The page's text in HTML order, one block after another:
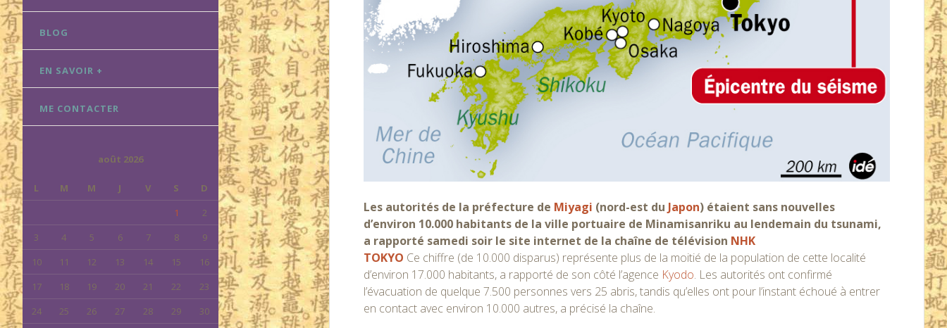
BLOG
EN SAVOIR +
ME CONTACTER
août 2026
L M M J V S
D
1
2
3
4 5 6 7 8
9
10
11 12 13 14 15
16
17
18 19 20 21 22
23
24
25 26 27 28 29
30
Les autorités de la préfecture de Miyagi (nord-est du Japon) étaient sans nouvelles
d’environ 10.000 habitants de la ville portuaire de Minamisanriku au lendemain du tsunami,
a rapporté samedi soir le site internet de la chaîne de télévision NHK
TOKYO Ce chiffre (de 10.000 disparus) représente plus de la moitié de la population de cette localité
d’environ 17.000 habitants, a rapporté de son côté l’agence Kyodo. Les autorités ont confirmé
l’évacuation de quelque 7.500 personnes vers 25 abris, tandis qu’elles ont pour l’instant échoué à entrer
en contact avec environ 10.000 autres, a précisé la chaîne.